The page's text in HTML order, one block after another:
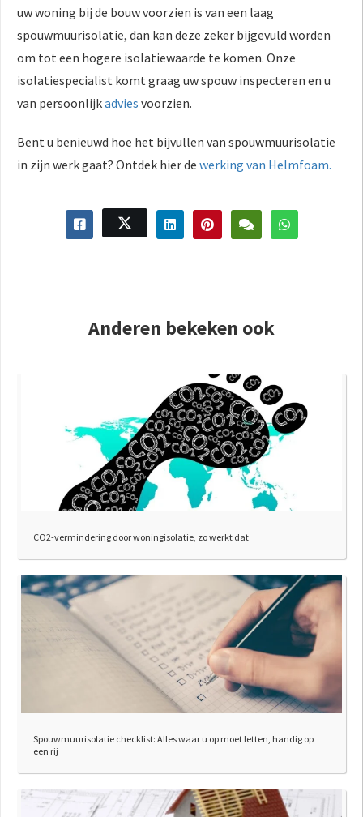
uw woning bij de bouw voorzien is van een laag
spouwmuurisolatie, dan kan deze zeker bijgevuld worden
om tot een hogere isolatiewaarde te komen. Onze
isolatiespecialist komt graag uw spouw inspecteren en u
van persoonlijkadvies voorzien.
Bent u benieuwd hoe het bijvullen van spouwmuurisolatie
in zijn werk gaat? Ontdek hier de werking van Helmfoam.
Anderen bekeken ook
CO2-vermindering door woningisolatie, zo werkt dat
Spouwmuurisolatie checklist: Alles waar u op moet letten, handig op
een rij